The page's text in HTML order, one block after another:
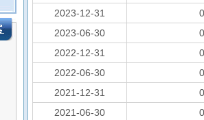
2023-12-31
2023-06-30
2022-12-31
2022-06-30
2021-12-31
2021-06-30